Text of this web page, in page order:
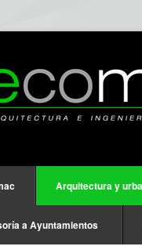
Arquitectura y
a Ayuntamientos